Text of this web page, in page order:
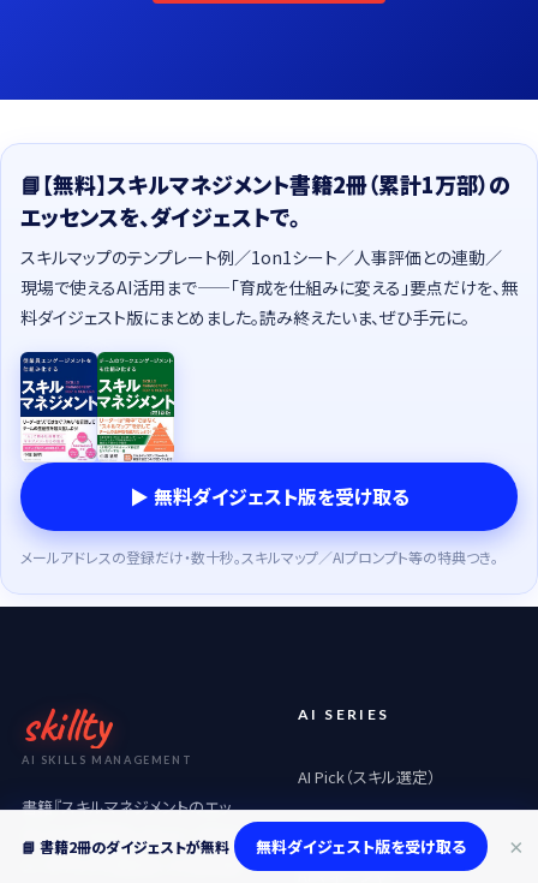
📘【無料】スキルマネジメント書籍2冊（累計1万部）の
エッセンスを、ダイジェストで。
スキルマップのテンプレート例／1on1シート／人事評価との連動／
現場で使えるAI活用まで——「育成を仕組みに変える」要点だけを、無
料ダイジェスト版にまとめました。読み終えたいま、ぜひ手元に。
▶ 無料ダイジェスト版を受け取る
メールアドレスの登録だけ・数十秒。スキルマップ／AIプロンプト等の特典つき。
📘 書籍2冊のダイジェストが無料 無料ダイジェスト版を受け取る ×
skillty
AI SKILLS MANAGEMENT
書籍『スキルマネジメントのエッ
センス』の思想を、AIシリーズでグ
レードアップ。育成を、人とAIの両
AI SERIES
AI Pick（スキル選定）
AI メンター
AI マネージャー